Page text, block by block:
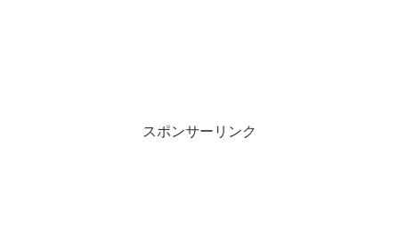
スポンサーリンク